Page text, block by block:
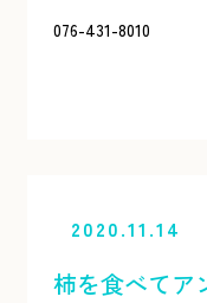
076-431-8010
2020.11.14
柿を食べてア